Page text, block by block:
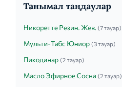
Танымал таңдаулар
Никоретте Резин. Жев. (7 тауар)
Мульти-Табс Юниор (3 тауар)
Пикодинар (2 тауар)
Масло Эфирное Сосна (2 тауар)